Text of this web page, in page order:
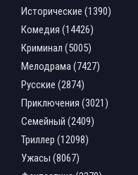
Исторические (1390)
Комедия (14426)
Криминал (5005)
Мелодрама (7427)
Русские (2874)
Приключения (3021)
Семейный (2409)
Триллер (12098)
Ужасы (8067)